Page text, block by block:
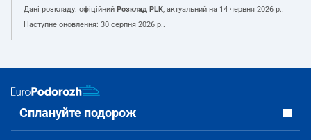
Дані розкладу: офіційний Розклад PLK, актуальний на 14 червня 2026 р..
Наступне оновлення: 30 серпня 2026 р..
Сплануйте подорож